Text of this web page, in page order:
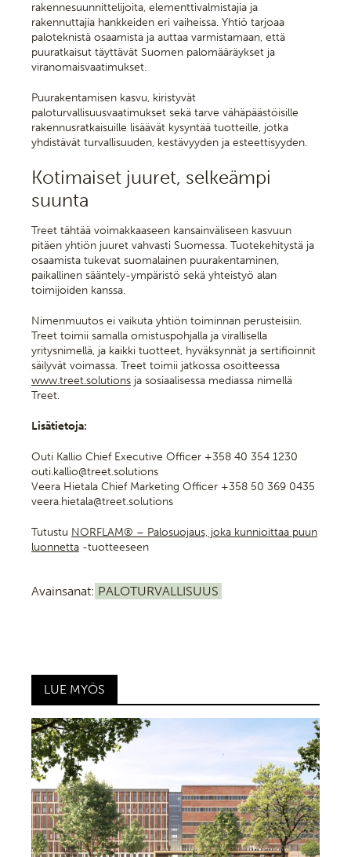
rakennesuunnittelijoita, elementtivalmistajia ja
rakennuttajia hankkeiden eri vaiheissa. Yhtiö tarjoaa
paloteknistä osaamista ja auttaa varmistamaan, että
puuratkaisut täyttävät Suomen palomääräykset ja
viranomaisvaatimukset.
Puurakentamisen kasvu, kiristyvät
paloturvallisuusvaatimukset sekä tarve vähäpäästöisille
rakennusratkaisuille lisäävät kysyntää tuotteille, jotka
yhdistävät turvallisuuden, kestävyyden ja esteettisyyden.
Kotimaiset juuret, selkeämpi
suunta
Treet tähtää voimakkaaseen kansainväliseen kasvuun
pitäen yhtiön juuret vahvasti Suomessa. Tuotekehitystä ja
osaamista tukevat suomalainen puurakentaminen,
paikallinen sääntely-ympäristö sekä yhteistyö alan
toimijoiden kanssa.
Nimenmuutos ei vaikuta yhtiön toiminnan perusteisiin.
Treet toimii samalla omistuspohjalla ja virallisella
yritysnimellä, ja kaikki tuotteet, hyväksynnät ja sertifioinnit
säilyvät voimassa. Treet toimii jatkossa osoitteessa
www.treet.solutions ja sosiaalisessa mediassa nimellä
Treet.
Lisätietoja:
Outi Kallio Chief Executive Officer +358 40 354 1230
outi.kallio@treet.solutions
Veera Hietala Chief Marketing Officer +358 50 369 0435
veera.hietala@treet.solutions
Tutustu NORFLAM® – Palosuojaus, joka kunnioittaa puun
luonnetta -tuotteeseen
Avainsanat: PALOTURVALLISUUS
LUE MYÖS